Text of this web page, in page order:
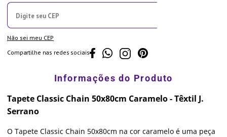
Não sei meu CEP
Compartilhe nas redes sociais
Tapete Classic Chain 50x80cm Caramelo - Têxtil J.
Serrano
O Tapete Classic Chain 50x80cm na cor caramelo é uma peça